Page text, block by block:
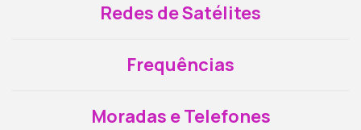
Redes de Satélites
Frequências
Moradas e Telefones